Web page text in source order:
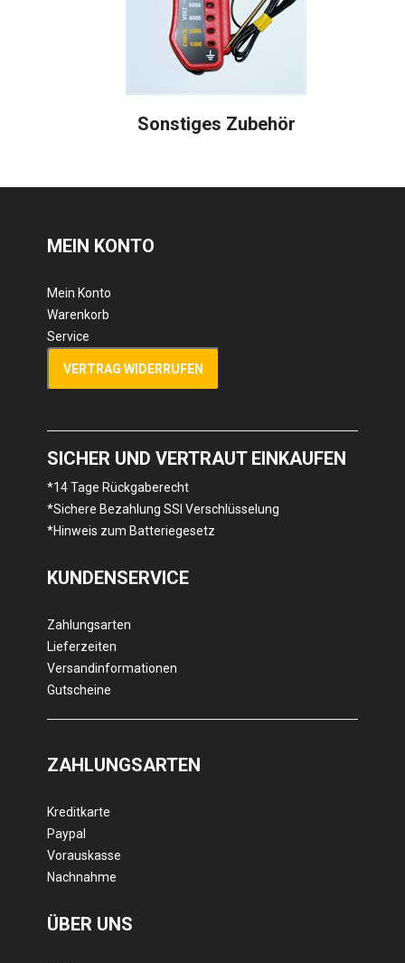
Sonstiges Zubehör
MEIN KONTO
Mein Konto
Warenkorb
Service
VERTRAG WIDERRUFEN
SICHER UND VERTRAUT EINKAUFEN
*14 Tage Rückgaberecht
*Sichere Bezahlung SSl Verschlüsselung
*Hinweis zum Batteriegesetz
KUNDENSERVICE
Zahlungsarten
Lieferzeiten
Versandinformationen
Gutscheine
ZAHLUNGSARTEN
Kreditkarte
Paypal
Vorauskasse
Nachnahme
ÜBER UNS